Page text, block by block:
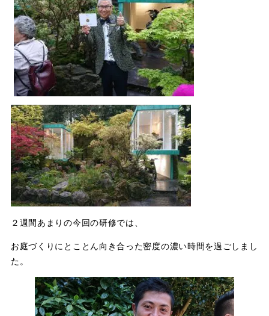
２週間あまりの今回の研修では、
お庭づくりにとことん向き合った密度の濃い時間を過ごしまし
た。